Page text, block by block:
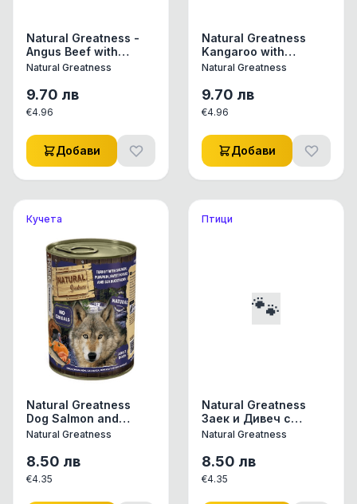
Natural Greatness -
Angus Beef with
mushrooms, ginger
Телешко Ангъс с
джинджифил,
розмарин и гъби
400гр.
Natural Greatness
9.70 лв
€4.96
Добави
Natural Greatness
Kangaroo with
Pineapple, Mango &
ананас, манго и
спирулина -
Хипоалергенна
храна, без зърнени
култури, 400 гр
Natural Greatness
9.70 лв
€4.96
Добави
Кучета
Natural Greatness
Dog Salmon and
Turkey - Консерва за
пуйка, тиква, батати
и облепиха - 400гр
Natural Greatness
8.50 лв
€4.35
Птици
🐾
Natural Greatness
Заек и Дивеч с
моркови, маслини и
куче
Natural Greatness
8.50 лв
€4.35